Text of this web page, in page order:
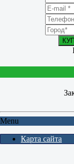
Menu
Карта сайта